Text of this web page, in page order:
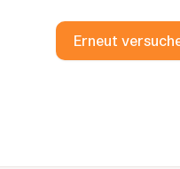
Erneut